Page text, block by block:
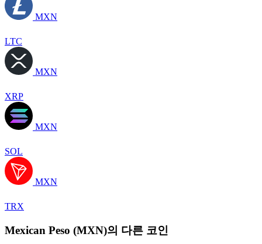
MXN
LTC
MXN
XRP
MXN
SOL
MXN
TRX
Mexican Peso (MXN)의 다른 코인